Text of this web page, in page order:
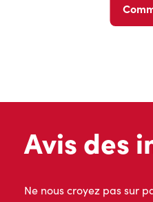
Avis des
Ne nous croyez pas sur